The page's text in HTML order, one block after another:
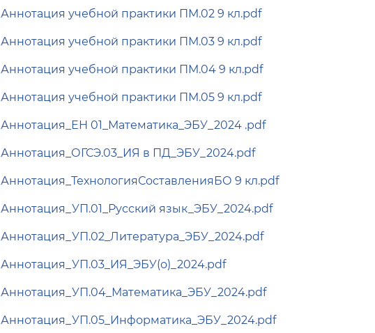
Аннотация учебной практики ПМ.02 9 кл.pdf
Аннотация учебной практики ПМ.03 9 кл.pdf
Аннотация учебной практики ПМ.04 9 кл.pdf
Аннотация учебной практики ПМ.05 9 кл.pdf
Аннотация_ЕН 01_Математика_ЭБУ_2024 .pdf
Аннотация_ОГСЭ.03_ИЯ в ПД_ЭБУ_2024.pdf
Аннотация_ТехнологияСоставленияБО 9 кл.pdf
Аннотация_УП.01_Русский язык_ЭБУ_2024.pdf
Аннотация_УП.02_Литература_ЭБУ_2024.pdf
Аннотация_УП.03_ИЯ_ЭБУ(о)_2024.pdf
Аннотация_УП.04_Математика_ЭБУ_2024.pdf
Аннотация_УП.05_Информатика_ЭБУ_2024.pdf